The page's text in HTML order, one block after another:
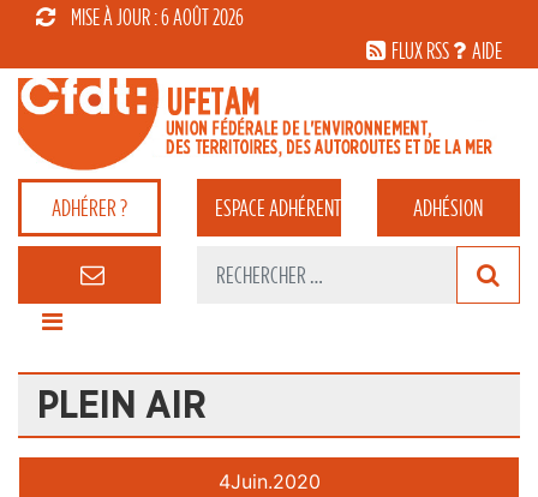
MISE À JOUR : 6 AOÛT 2026
FLUX RSS
AIDE
ADHÉRER ? ESPACEADHÉRENT ADHÉSION
PLEIN AIR
4Juin.2020